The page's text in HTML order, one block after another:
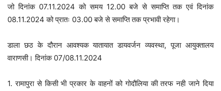
जो दिनांक 07.11.2024 को समय 12.00 बजे से समाप्ति तक एवं दिनांक
08.11.2024 को प्रातः 03.00 बजे से समाप्ति तक प्रभावी रहेगा।
डाला छठ के दौरान आवश्यक यातायात डायवर्जन व्यवस्था, पूजा आयुक्तालय
वाराणसी। दिनांक 07/08.11.2024
1. रामापुरा से किसी भी प्रकार के वाहनों को गोदौलिया की तरफ नही जाने दिया